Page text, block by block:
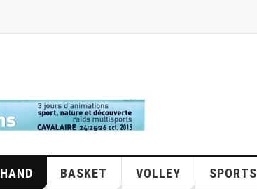
HAND BASKET VOLLEY